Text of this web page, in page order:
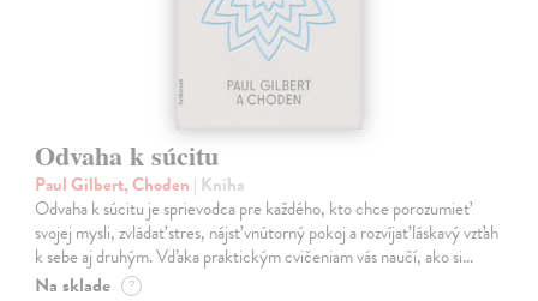
Odvaha k súcitu
Paul Gilbert, Choden | Kniha
Odvaha k súcitu je sprievodca pre každého, kto chce porozumieť
svojej mysli, zvládať stres, nájsť vnútorný pokoj a rozvíjať láskavý vzťah
k sebe aj druhým. Vďaka praktickým cvičeniam vás naučí, ako si…
Na sklade ?